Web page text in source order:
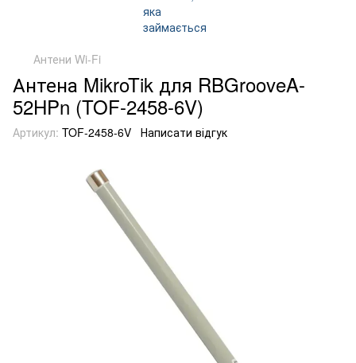
Антени Wi-Fi
Антена MikroTik для RBGrooveA-
52HPn (TOF-2458-6V)
Артикул: TOF-2458-6V Написати відгук